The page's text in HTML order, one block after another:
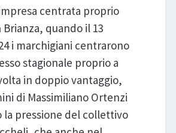
centrata proprio
quando il 13
i marchigiani centrarono
stagionale proprio a
in doppio vantaggio,
di Massimiliano Ortenzi
la pressione del collettivo